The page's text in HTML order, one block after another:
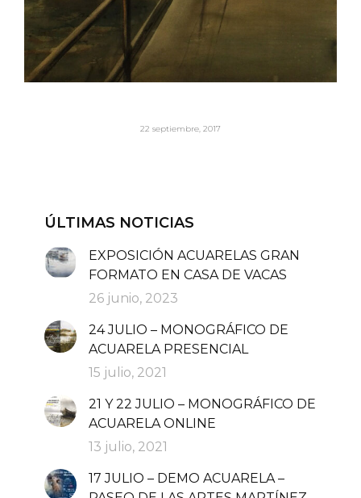
22 septiembre, 2017
ÚLTIMAS NOTICIAS
EXPOSICIÓN ACUARELAS GRAN
FORMATO EN CASA DE VACAS
26 junio, 2023
24 JULIO – MONOGRÁFICO DE
ACUARELA PRESENCIAL
15 julio, 2021
21 Y 22 JULIO – MONOGRÁFICO DE
ACUARELA ONLINE
13 julio, 2021
17 JULIO – DEMO ACUARELA –